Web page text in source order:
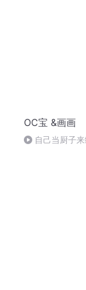
OC宝 &画画
自己当厨子